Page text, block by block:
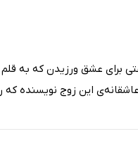
برای عشق ورزیدن که به
این زوج نویسنده که